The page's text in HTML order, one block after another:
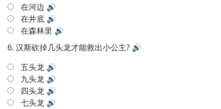
在河边 🔊
在井底 🔊
在森林里 🔊
6. 汉斯砍掉几头龙才能救出小公主? 🔊
五头龙 🔊
九头龙 🔊
四头龙 🔊
七头龙 🔊